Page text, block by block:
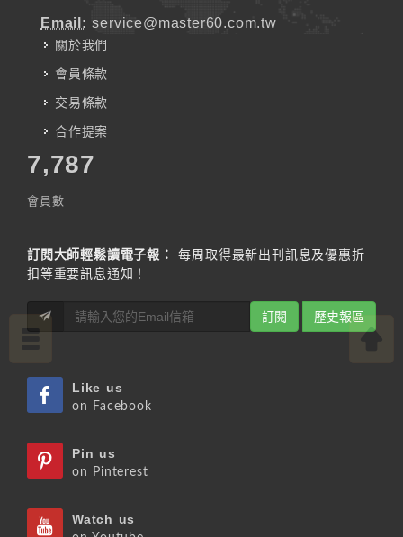
Email: service@master60.com.tw
關於我們
會員條款
交易條款
合作提案
7,787
會員數
訂閱大師輕鬆讀電子報：
每周取得最新出刊訊息及優惠折
扣等重要訊息通知！
訂閱 歷史報區
Like us
on Facebook
Pin us
on Pinterest
Watch us